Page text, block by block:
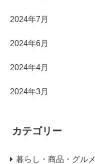
2024年7月
2024年6月
2024年4月
2024年3月
カテゴリー
暮らし・商品・グルメ